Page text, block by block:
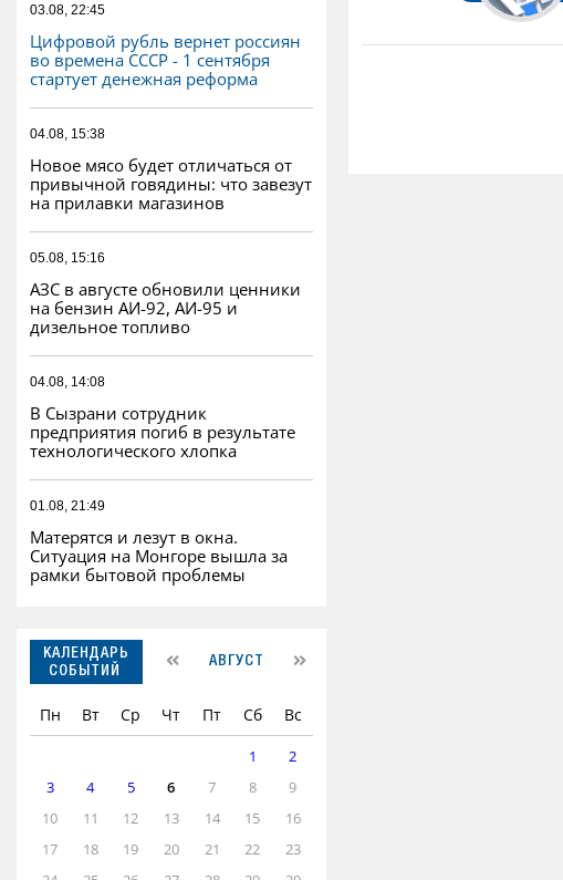
03.08, 22:45
Цифровой рубль вернет россиян
во времена СССР - 1 сентября
стартует денежная реформа
04.08, 15:38
Новое мясо будет отличаться от
привычной говядины: что завезут
на прилавки магазинов
05.08, 15:16
АЗС в августе обновили ценники
на бензин АИ-92, АИ-95 и
дизельное топливо
04.08, 14:08
В Сызрани сотрудник
предприятия погиб в результате
технологического хлопка
01.08, 21:49
Матерятся и лезут в окна.
Ситуация на Монгоре вышла за
рамки бытовой проблемы
КАЛЕНДАРЬ
СОБЫТИЙ
АВГУСТ
Пн Вт Ср Чт Пт Сб Вс
1
2
3
4 5 6 7 8
9
10
11 12 13 14 15
16
17
18 19 20 21 22
23